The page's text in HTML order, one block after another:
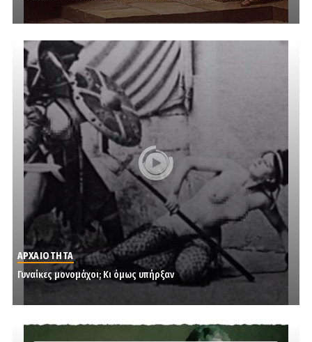
ΑΡΧΑΙΟΤΗΤΑ
Γυναίκες μονομάχοι; Κι όμως υπήρξαν